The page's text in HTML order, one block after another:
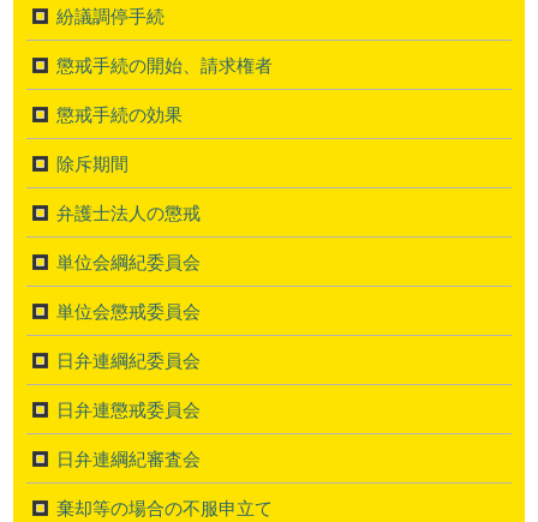
紛議調停手続
懲戒手続の開始、請求権者
懲戒手続の効果
除斥期間
弁護士法人の懲戒
単位会綱紀委員会
単位会懲戒委員会
日弁連綱紀委員会
日弁連懲戒委員会
日弁連綱紀審査会
棄却等の場合の不服申立て